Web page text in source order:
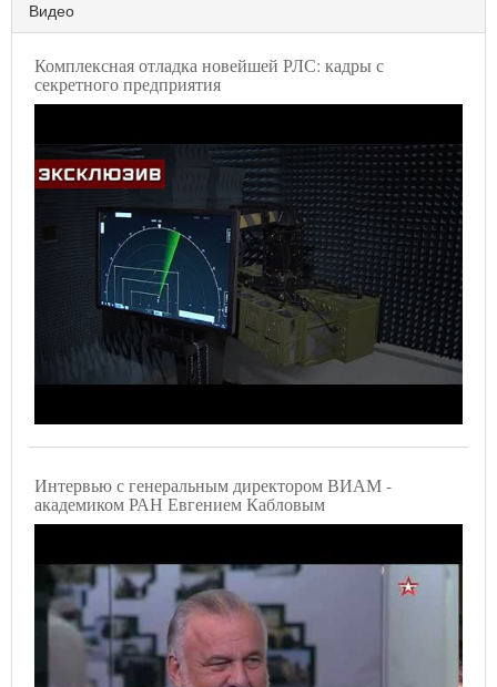
Видео
Комплексная отладка новейшей РЛС: кадры с
секретного предприятия
Интервью с генеральным директором ВИАМ -
академиком РАН Евгением Кабловым